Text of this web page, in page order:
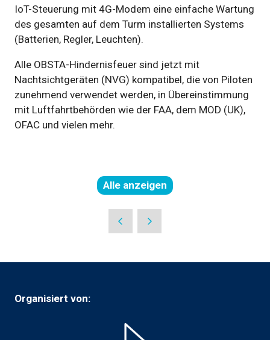
IoT-Steuerung mit 4G-Modem eine einfache Wartung
des gesamten auf dem Turm installierten Systems
(Batterien, Regler, Leuchten).
Alle OBSTA-Hindernisfeuer sind jetzt mit
Nachtsichtgeräten (NVG) kompatibel, die von Piloten
zunehmend verwendet werden, in Übereinstimmung
mit Luftfahrtbehörden wie der FAA, dem MOD (UK),
OFAC und vielen mehr.
Alle anzeigen
(öffnet
in
einer
neuen
Organisiert von: